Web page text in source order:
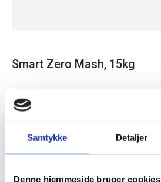
Samtykke Detaljer
Denne hjemmeside bruger cookies
Smart Zero Mash, 15kg
Køb hos forhandler